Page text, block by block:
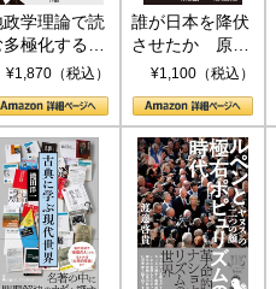
政学理論で読
多極化する世
トランプと
¥1,870（税込）
誰が日本を降伏
させたか 原爆
投下、ソ連参
(PHP新書)
¥1,100（税込）